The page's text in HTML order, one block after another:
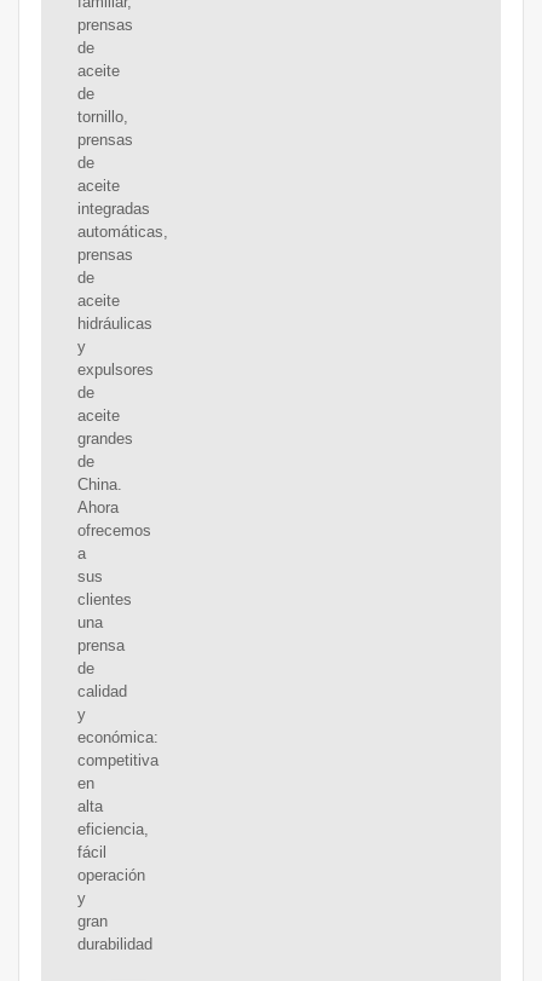
prensas
de
aceite
de
tornillo,
prensas
de
aceite
integradas
automáticas,
prensas
de
aceite
hidráulicas
y
expulsores
de
aceite
grandes
de
China.
Ahora
ofrecemos
a
sus
clientes
una
prensa
de
calidad
y
económica:
competitiva
en
alta
eficiencia,
fácil
operación
y
gran
durabilidad